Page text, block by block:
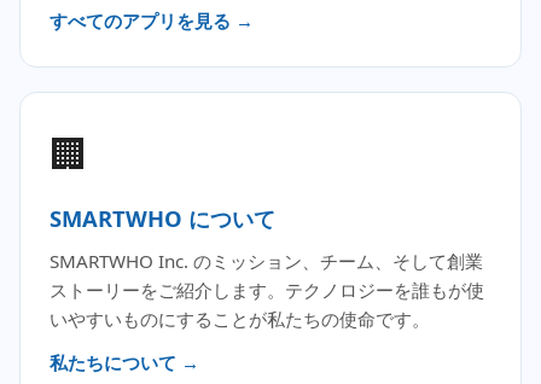
すべてのアプリを見る →
🏢
SMARTWHO について
SMARTWHO Inc. のミッション、チーム、そして創業
ストーリーをご紹介します。テクノロジーを誰もが使
いやすいものにすることが私たちの使命です。
私たちについて →